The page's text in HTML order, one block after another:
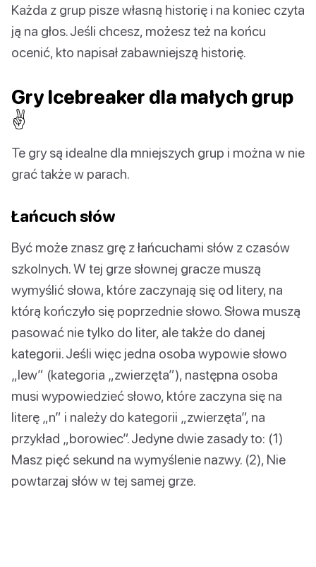
Każda z grup pisze własną historię i na koniec czyta
ją na głos. Jeśli chcesz, możesz też na końcu
ocenić, kto napisał zabawniejszą historię.
Gry Icebreaker dla małych grup
✌️
Te gry są idealne dla mniejszych grup i można w nie
grać także w parach.
Łańcuch słów
Być może znasz grę z łańcuchami słów z czasów
szkolnych. W tej grze słownej gracze muszą
wymyślić słowa, które zaczynają się od litery, na
którą kończyło się poprzednie słowo. Słowa muszą
pasować nie tylko do liter, ale także do danej
kategorii. Jeśli więc jedna osoba wypowie słowo
„lew” (kategoria „zwierzęta”), następna osoba
musi wypowiedzieć słowo, które zaczyna się na
literę „n” i należy do kategorii „zwierzęta”, na
przykład „borowiec”. Jedyne dwie zasady to: (1)
Masz pięć sekund na wymyślenie nazwy. (2), Nie
powtarzaj słów w tej samej grze.